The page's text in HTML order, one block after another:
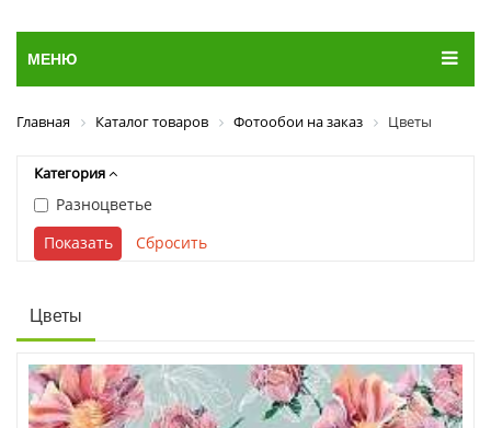
МЕНЮ
Главная Каталог товаров Фотообои на заказ Цветы
Категория
Разноцветье
Цветы